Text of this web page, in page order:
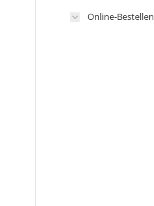
Online-Bestellen